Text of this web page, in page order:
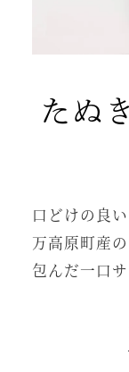
たぬき
口どけの良
万高原町産
包んだ一口